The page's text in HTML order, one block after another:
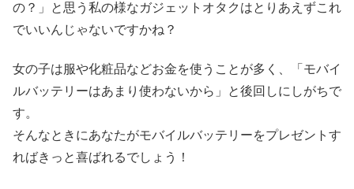
の？」と思う私の様なガジェットオタクはとりあえずこれ
でいいんじゃないですかね？
女の子は服や化粧品などお金を使うことが多く、「モバイ
ルバッテリーはあまり使わないから」と後回しにしがちで
す。
そんなときにあなたがモバイルバッテリーをプレゼントす
ればきっと喜ばれるでしょう！